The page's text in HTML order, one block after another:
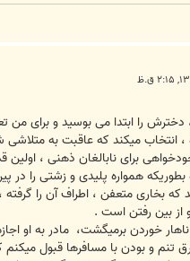
دخترش را ابتدا می بوسید و برای
، انتخاب میکند که عاقبت به
برای نابالغان ذهنی ،
بطوریکه همواره پلیدی و زشتی را
که بخاری متعفن ، اطراف آن را
بین رفتن است .
خوردن برمیگشت، مادر به او
تنم و بودن با مسافرها قبول